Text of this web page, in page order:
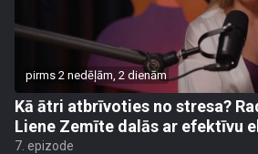
pirms 2 nedēļām, 2 dienām
Kā ātri atbrīvoties no stresa?
Liene Zemīte dalās ar efektīvu
7. epizode